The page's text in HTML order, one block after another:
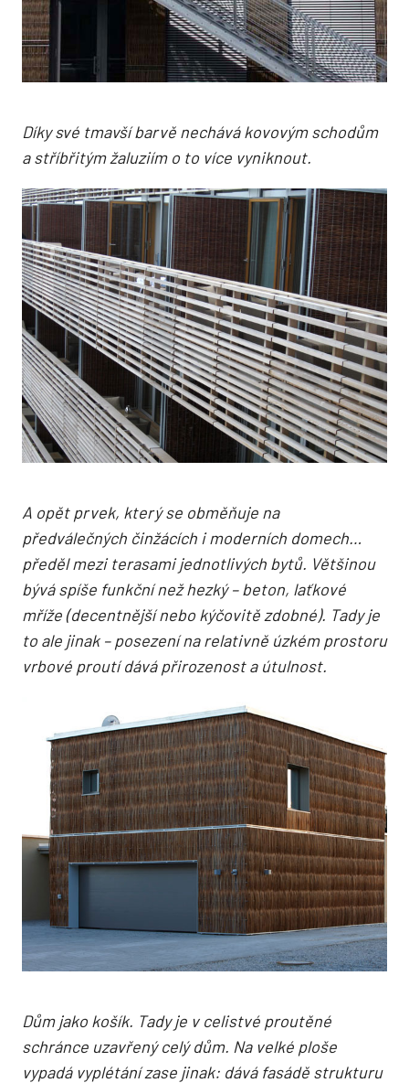
Díky své tmavší barvě nechává kovovým schodům
a stříbřitým žaluziím o to více vyniknout.
A opět prvek, který se obměňuje na
předválečných činžácích i moderních domech…
předěl mezi terasami jednotlivých bytů. Většinou
bývá spíše funkční než hezký – beton, laťkové
mříže (decentnější nebo kýčovitě zdobné). Tady je
to ale jinak – posezení na relativně úzkém prostoru
vrbové proutí dává přirozenost a útulnost.
Dům jako košík. Tady je v celistvé proutěné
schránce uzavřený celý dům. Na velké ploše
vypadá vyplétání zase jinak: dává fasádě strukturu